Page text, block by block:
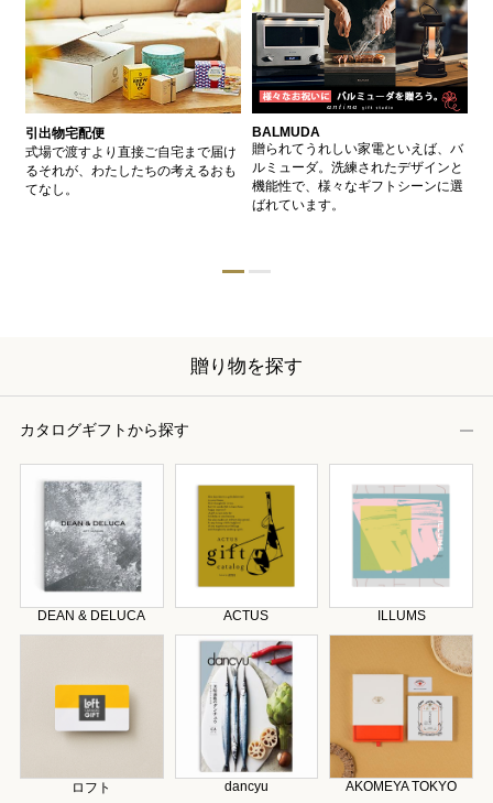
引出物宅配便
式場で渡すより直接ご自宅まで届け
るそれが、わたしたちの考えるおも
てなし。
BALMUDA
贈られてうれしい家電といえば、バ
ルミューダ。洗練されたデザインと
機能性で、様々なギフトシーンに選
ばれています。
贈り物を探す
カタログギフトから探す
DEAN & DELUCA ACTUS ILLUMS
ロフト dancyu AKOMEYA TOKYO